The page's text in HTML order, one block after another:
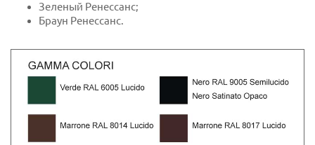
Зеленый Ренессанс;
Браун Ренессанс.